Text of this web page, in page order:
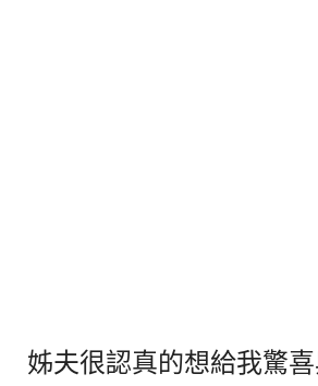
姊夫很認真的想給我驚